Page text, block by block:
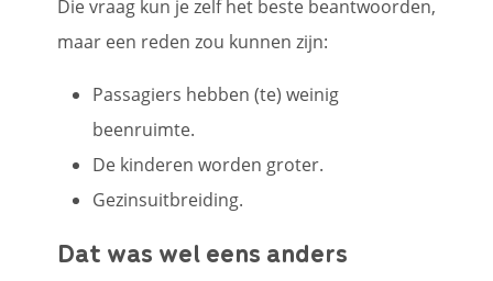
Die vraag kun je zelf het beste beantwoorden,
maar een reden zou kunnen zijn:
Passagiers hebben (te) weinig
beenruimte.
De kinderen worden groter.
Gezinsuitbreiding.
Dat was wel eens anders